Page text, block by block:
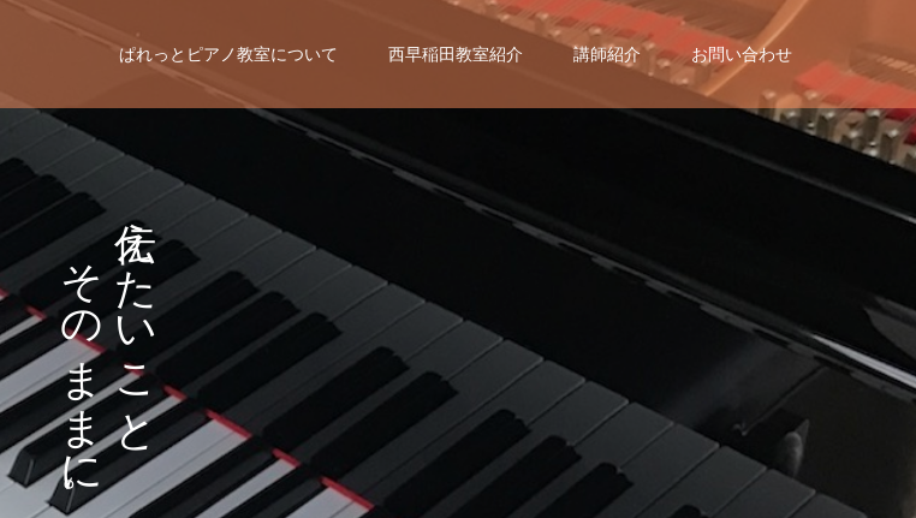
ぱれっとピアノ教室について 西早稲田教室紹介 講師紹介 お問い合わせ
え
た
い
こ
と
そ
の
ま
ま
に
。